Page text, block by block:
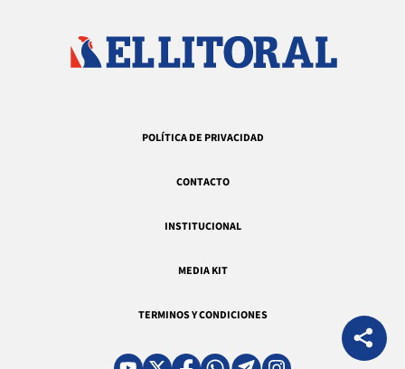
POLÍTICA DE PRIVACIDAD
CONTACTO
INSTITUCIONAL
MEDIA KIT
TERMINOS Y CONDICIONES